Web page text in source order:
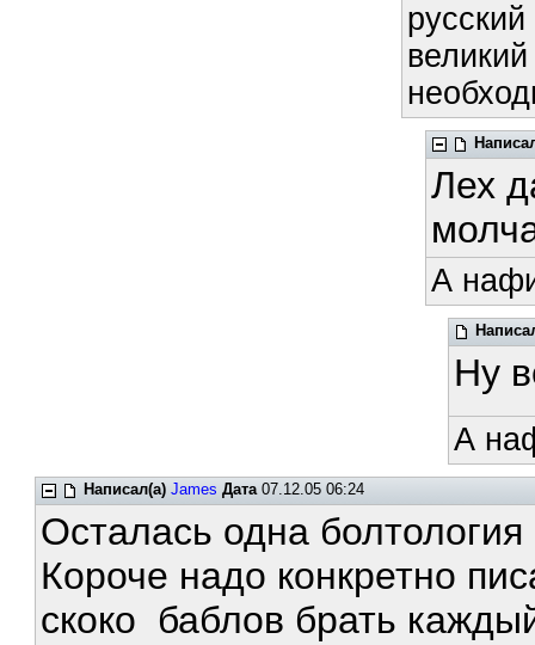
Лех
А
Ну
А
Написал(а) James Дата07.12.05 06:24
Осталась одна
Короче надо конкретно
скоко баблов брать